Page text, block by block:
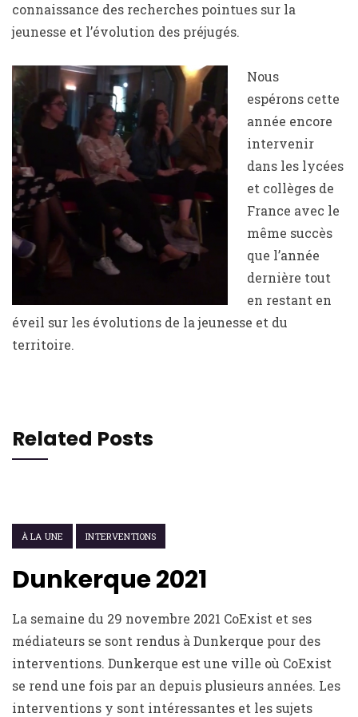
connaissance des recherches pointues sur la
jeunesse et l’évolution des préjugés.
Nous
espérons cette
année encore
intervenir
dans les lycées
et collèges de
France avec le
même succès
que l’année
dernière tout
en restant en
éveil sur les évolutions de la jeunesse et du
territoire.
Related Posts
À LA UNE INTERVENTIONS
Dunkerque 2021
La semaine du 29 novembre 2021 CoExist et ses
médiateurs se sont rendus à Dunkerque pour des
interventions. Dunkerque est une ville où CoExist
se rend une fois par an depuis plusieurs années. Les
interventions y sont intéressantes et les sujets